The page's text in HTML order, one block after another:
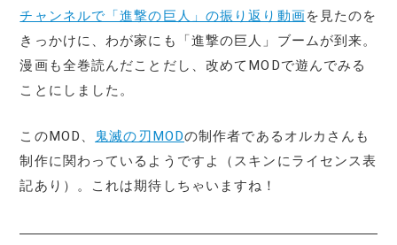
チャンネルで「進撃の巨人」の振り返り動画を見たのを
きっかけに、わが家にも「進撃の巨人」ブームが到来。
漫画も全巻読んだことだし、改めてMODで遊んでみる
ことにしました。
このMOD、 鬼滅の刃MODの制作者であるオルカさんも
制作に関わっているようですよ（スキンにライセンス表
記あり）。これは期待しちゃいますね！